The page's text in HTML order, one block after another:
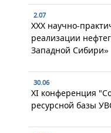
2.07
XXX научно-
реализации
Западной Сибири»
30.06
XI конференция
ресурсной базы